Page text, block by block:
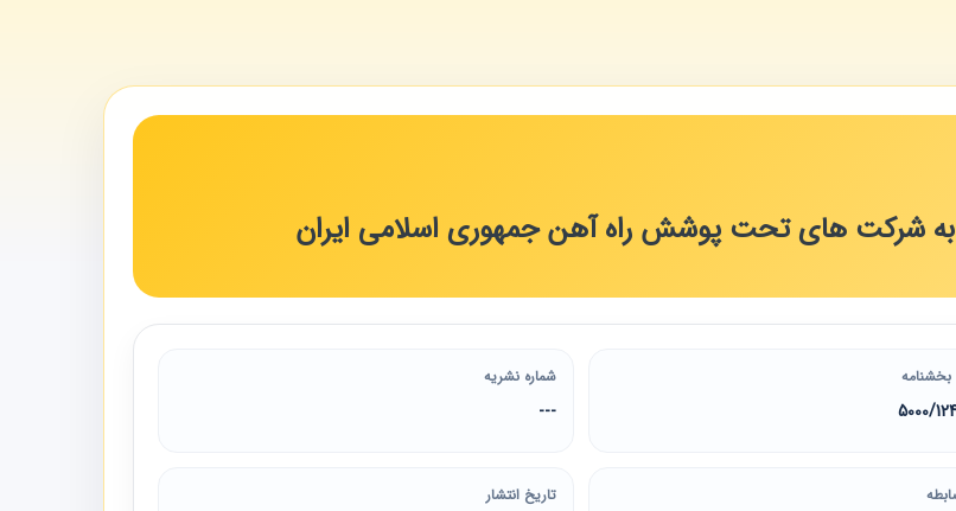
به شرکت های تحت پوشش راه آهن جمهوری اسلامی ایران
بخشنامه
5000/
شماره نشریه
---
تاریخ انتشار